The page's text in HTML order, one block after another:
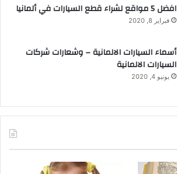
افضل 5 مواقع لشراء قطع السيارات في ألمانيا
فبراير 8, 2020
أسماء السيارات الالمانية – وشعارات شركات
السيارات الالمانية
يونيو 4, 2020